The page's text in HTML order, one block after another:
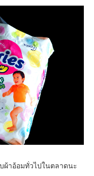
ผ้าอ้อมทั่วไปในตลาดนะ